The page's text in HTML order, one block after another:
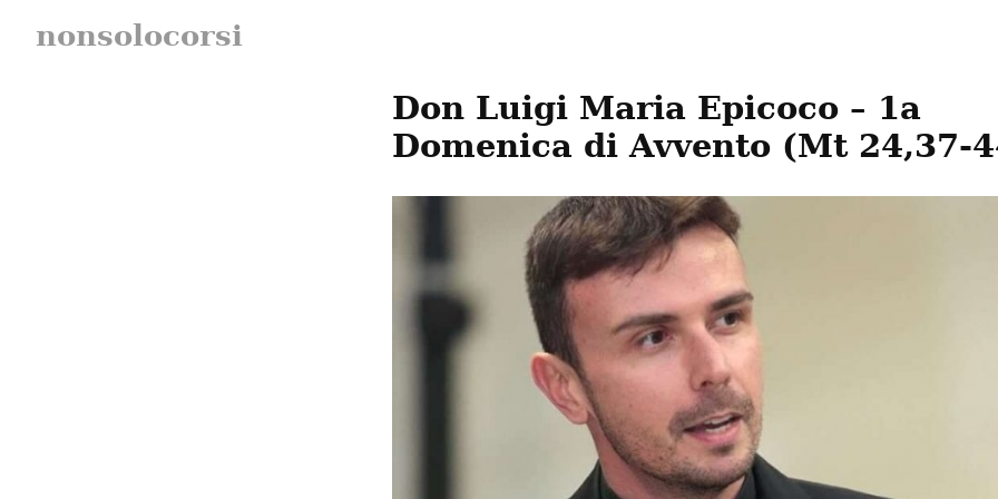
nonsolocorsi
Don Luigi Maria Epicoco – 1a
Domenica di Avvento (Mt 24,37-